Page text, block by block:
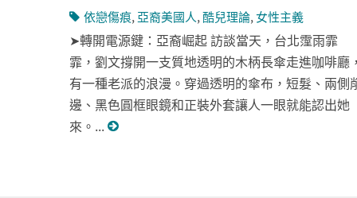
依戀傷痕, 亞裔美國人,酷兒理論,女性主義
➤轉開電源鍵：亞裔崛起 訪談當天，台北霪雨霏
霏，劉文撐開一支質地透明的木柄長傘走進咖啡廳
有一種老派的浪漫。穿過透明的傘布，短髮、兩側
邊、黑色圓框眼鏡和正裝外套讓人一眼就能認出她
來。...